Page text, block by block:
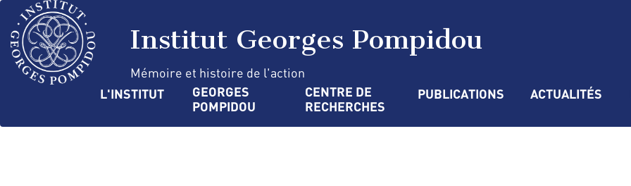
Aller
au
contenu
principal
Institut Georges Pompidou
Mémoire et histoire de l'action
Navigation
L'INSTITUT
GEORGES
POMPIDOU
CENTRE DE
RECHERCHES
PUBLICATIONS ACTUALITÉS
Panneau de gestion des cookies